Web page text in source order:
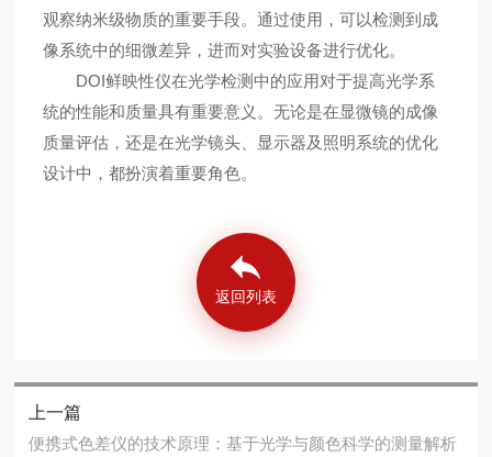
观察纳米级物质的重要手段。通过使用，可以检测到成
像系统中的细微差异，进而对实验设备进行优化。
DOI鲜映性仪在光学检测中的应用对于提高光学系
统的性能和质量具有重要意义。无论是在显微镜的成像
质量评估，还是在光学镜头、显示器及照明系统的优化
设计中，都扮演着重要角色。
返回列表
上一篇
便携式色差仪的技术原理：基于光学与颜色科学的测量解析